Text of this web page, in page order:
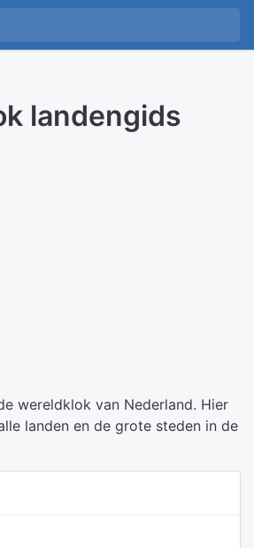
landengids
wereldklok van Nederland. Hier
landen en de grote steden in de